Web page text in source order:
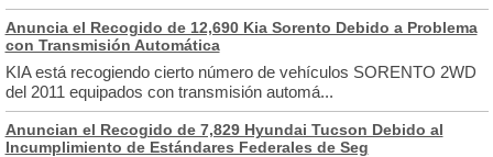
Anuncia el Recogido de 12,690 Kia Sorento Debido a Problema
con Transmisión Automática
KIA está recogiendo cierto número de vehículos SORENTO 2WD
del 2011 equipados con transmisión automá...
Anuncian el Recogido de 7,829 Hyundai Tucson Debido al
Incumplimiento de Estándares Federales de Seg